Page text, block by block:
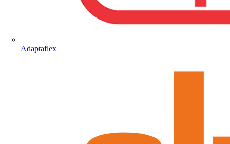
Adaptaflex